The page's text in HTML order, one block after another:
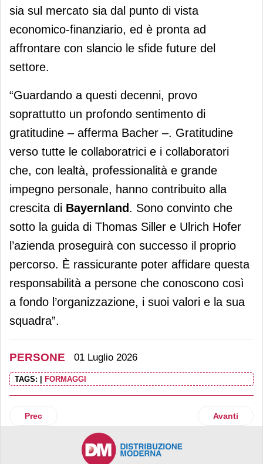
sia sul mercato sia dal punto di vista
economico-finanziario, ed è pronta ad
affrontare con slancio le sfide future del
settore.
“Guardando a questi decenni, provo
soprattutto un profondo sentimento di
gratitudine – afferma Bacher –. Gratitudine
verso tutte le collaboratrici e i collaboratori
che, con lealtà, professionalità e grande
impegno personale, hanno contribuito alla
crescita di Bayernland. Sono convinto che
sotto la guida di Thomas Siller e Ulrich Hofer
l’azienda proseguirà con successo il proprio
percorso. È rassicurante poter affidare questa
responsabilità a persone che conoscono così
a fondo l’organizzazione, i suoi valori e la sua
squadra”.
PERSONE 01 Luglio 2026
TAGS: | FORMAGGI
Articolo precedente: GBfoods Europe nomina Floriana
Prec Articolo
Avanti